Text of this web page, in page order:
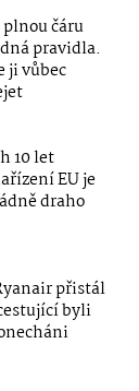
čáru
pravidla.
ji vůbec
10 let
EU je
draho
přistál
byli